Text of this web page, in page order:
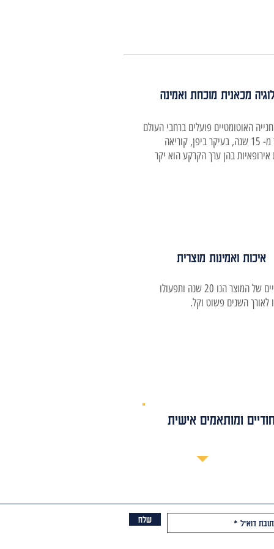
מכאנית מוכחת ואמינה
האוטומטיים פועלים ברחבי העולם
כבר יותר מ- 15 שנה, בעיקר ביפן, קוריאה
אירופאיות בהן ערך הקרקע הוא יקר
איכות ואמינות מוצרית
אורך החיים של המוצר הנו 20 שנה ותפעולו
לאורך השנים פשוט וקל.
ומותאמים אישית
שלח